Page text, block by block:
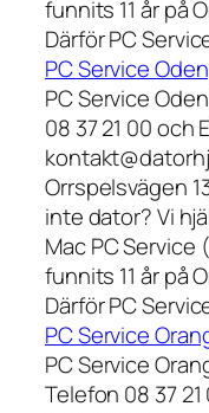
funnits 11 år på
Därför PC
PC Service
PC Service
08 37 21 00 och
Orrspelsvägen
inte dator? Vi
Mac PC
funnits 11 år på
Därför PC
PC Service
PC Service
Telefon 08 37